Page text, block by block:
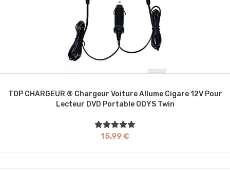
TOP CHARGEUR ® Chargeur Voiture Allume Cigare 12V Pour
Lecteur DVD Portable ODYS Twin
15,99 €